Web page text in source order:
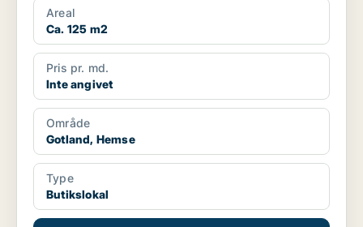
Areal
Ca. 125 m2
Pris pr. md.
Inte angivet
Område
Gotland, Hemse
Type
Butikslokal